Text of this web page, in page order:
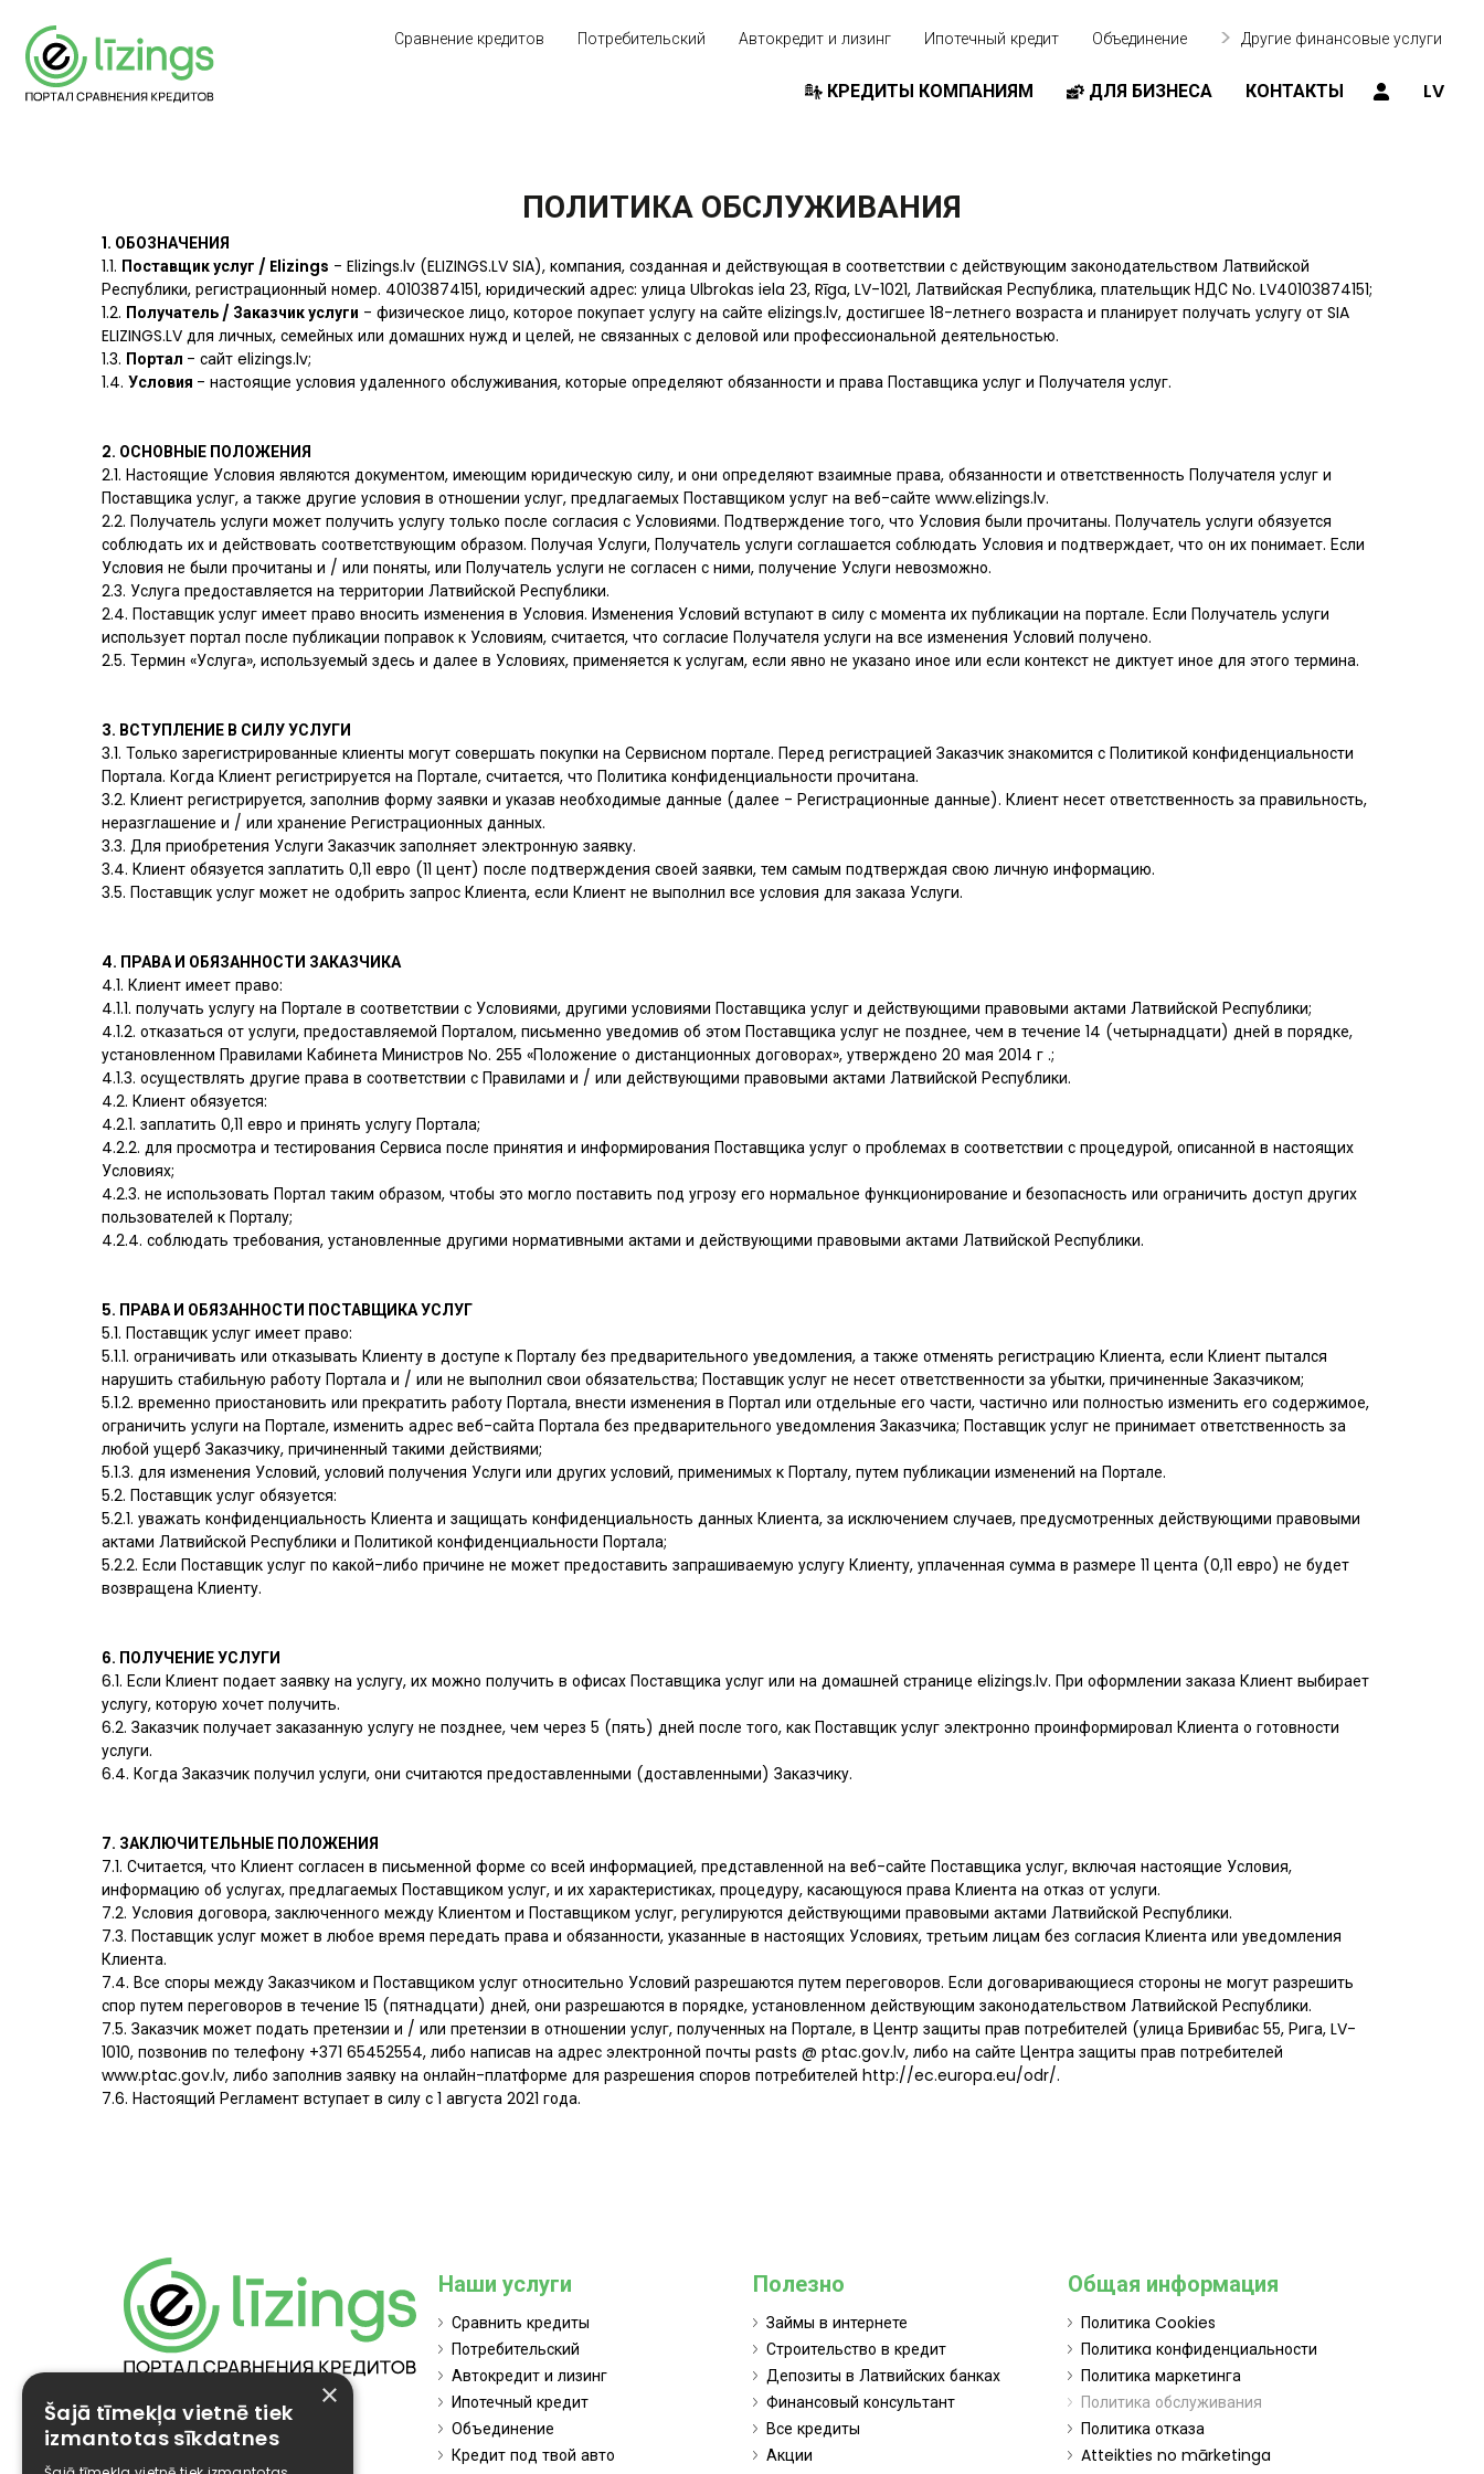
Сравнение кредитов Потребительский Автокредит и лизинг Ипотечный кредит Объединение Другие финансовые услуги
LV
КРЕДИТЫ КОМПАНИЯМ ДЛЯ БИЗНЕСА КОНТАКТЫ
ПОЛИТИКА ОБСЛУЖИВАНИЯ
1. ОБОЗНАЧЕНИЯ
1.1. Поставщик услуг / Elizings - Elizings.lv (ELIZINGS.LV SIA), компания, созданная и действующая в соответствии с действующим законодательством Латвийской
Республики, регистрационный номер. 40103874151, юридический адрес: улица Ulbrokas iela 23, Rīga, LV-1021, Латвийская Республика, плательщик НДС No. LV40103874151;
1.2. Получатель / Заказчик услуги - физическое лицо, которое покупает услугу на сайте elizings.lv, достигшее 18-летнего возраста и планирует получать услугу от SIA
ELIZINGS.LV для личных, семейных или домашних нужд и целей, не связанных с деловой или профессиональной деятельностью.
1.3. Портал - сайт elizings.lv;
1.4. Условия - настоящие условия удаленного обслуживания, которые определяют обязанности и права Поставщика услуг и Получателя услуг.
2. ОСНОВНЫЕ ПОЛОЖЕНИЯ
2.1. Настоящие Условия являются документом, имеющим юридическую силу, и они определяют взаимные права, обязанности и ответственность Получателя услуг и
Поставщика услуг, а также другие условия в отношении услуг, предлагаемых Поставщиком услуг на веб-сайте www.elizings.lv.
2.2. Получатель услуги может получить услугу только после согласия с Условиями. Подтверждение того, что Условия были прочитаны. Получатель услуги обязуется
соблюдать их и действовать соответствующим образом. Получая Услуги, Получатель услуги соглашается соблюдать Условия и подтверждает, что он их понимает. Если
Условия не были прочитаны и / или поняты, или Получатель услуги не согласен с ними, получение Услуги невозможно.
2.3. Услуга предоставляется на территории Латвийской Республики.
2.4. Поставщик услуг имеет право вносить изменения в Условия. Изменения Условий вступают в силу с момента их публикации на портале. Если Получатель услуги
использует портал после публикации поправок к Условиям, считается, что согласие Получателя услуги на все изменения Условий получено.
2.5. Термин «Услуга», используемый здесь и далее в Условиях, применяется к услугам, если явно не указано иное или если контекст не диктует иное для этого термина.
3. ВСТУПЛЕНИЕ В СИЛУ УСЛУГИ
3.1. Только зарегистрированные клиенты могут совершать покупки на Сервисном портале. Перед регистрацией Заказчик знакомится с Политикой конфиденциальности
Портала. Когда Клиент регистрируется на Портале, считается, что Политика конфиденциальности прочитана.
3.2. Клиент регистрируется, заполнив форму заявки и указав необходимые данные (далее - Регистрационные данные). Клиент несет ответственность за правильность,
неразглашение и / или хранение Регистрационных данных.
3.3. Для приобретения Услуги Заказчик заполняет электронную заявку.
3.4. Клиент обязуется заплатить 0,11 евро (11 цент) после подтверждения своей заявки, тем самым подтверждая свою личную информацию.
3.5. Поставщик услуг может не одобрить запрос Клиента, если Клиент не выполнил все условия для заказа Услуги.
4. ПРАВА И ОБЯЗАННОСТИ ЗАКАЗЧИКА
4.1. Клиент имеет право:
4.1.1. получать услугу на Портале в соответствии с Условиями, другими условиями Поставщика услуг и действующими правовыми актами Латвийской Республики;
4.1.2. отказаться от услуги, предоставляемой Порталом, письменно уведомив об этом Поставщика услуг не позднее, чем в течение 14 (четырнадцати) дней в порядке,
установленном Правилами Кабинета Министров No. 255 «Положение о дистанционных договорах», утверждено 20 мая 2014 г .;
4.1.3. осуществлять другие права в соответствии с Правилами и / или действующими правовыми актами Латвийской Республики.
4.2. Клиент обязуется:
4.2.1. заплатить 0,11 евро и принять услугу Портала;
4.2.2. для просмотра и тестирования Сервиса после принятия и информирования Поставщика услуг о проблемах в соответствии с процедурой, описанной в настоящих
Условиях;
4.2.3. не использовать Портал таким образом, чтобы это могло поставить под угрозу его нормальное функционирование и безопасность или ограничить доступ других
пользователей к Порталу;
4.2.4. соблюдать требования, установленные другими нормативными актами и действующими правовыми актами Латвийской Республики.
5. ПРАВА И ОБЯЗАННОСТИ ПОСТАВЩИКА УСЛУГ
5.1. Поставщик услуг имеет право:
5.1.1. ограничивать или отказывать Клиенту в доступе к Порталу без предварительного уведомления, а также отменять регистрацию Клиента, если Клиент пытался
нарушить стабильную работу Портала и / или не выполнил свои обязательства; Поставщик услуг не несет ответственности за убытки, причиненные Заказчиком;
5.1.2. временно приостановить или прекратить работу Портала, внести изменения в Портал или отдельные его части, частично или полностью изменить его содержимое,
ограничить услуги на Портале, изменить адрес веб-сайта Портала без предварительного уведомления Заказчика; Поставщик услуг не принимает ответственность за
любой ущерб Заказчику, причиненный такими действиями;
5.1.3. для изменения Условий, условий получения Услуги или других условий, применимых к Порталу, путем публикации изменений на Портале.
5.2. Поставщик услуг обязуется:
5.2.1. уважать конфиденциальность Клиента и защищать конфиденциальность данных Клиента, за исключением случаев, предусмотренных действующими правовыми
актами Латвийской Республики и Политикой конфиденциальности Портала;
5.2.2. Если Поставщик услуг по какой-либо причине не может предоставить запрашиваемую услугу Клиенту, уплаченная сумма в размере 11 цента (0,11 евро) не будет
возвращена Клиенту.
6. ПОЛУЧЕНИЕ УСЛУГИ
6.1. Если Клиент подает заявку на услугу, их можно получить в офисах Поставщика услуг или на домашней странице elizings.lv. При оформлении заказа Клиент выбирает
услугу, которую хочет получить.
6.2. Заказчик получает заказанную услугу не позднее, чем через 5 (пять) дней после того, как Поставщик услуг электронно проинформировал Клиента о готовности
услуги.
6.4. Когда Заказчик получил услуги, они считаются предоставленными (доставленными) Заказчику.
7. ЗАКЛЮЧИТЕЛЬНЫЕ ПОЛОЖЕНИЯ
7.1. Считается, что Клиент согласен в письменной форме со всей информацией, представленной на веб-сайте Поставщика услуг, включая настоящие Условия,
информацию об услугах, предлагаемых Поставщиком услуг, и их характеристиках, процедуру, касающуюся права Клиента на отказ от услуги.
7.2. Условия договора, заключенного между Клиентом и Поставщиком услуг, регулируются действующими правовыми актами Латвийской Республики.
7.3. Поставщик услуг может в любое время передать права и обязанности, указанные в настоящих Условиях, третьим лицам без согласия Клиента или уведомления
Клиента.
7.4. Все споры между Заказчиком и Поставщиком услуг относительно Условий разрешаются путем переговоров. Если договаривающиеся стороны не могут разрешить
спор путем переговоров в течение 15 (пятнадцати) дней, они разрешаются в порядке, установленном действующим законодательством Латвийской Республики.
7.5. Заказчик может подать претензии и / или претензии в отношении услуг, полученных на Портале, в Центр защиты прав потребителей (улица Бривибас 55, Рига, LV-
1010, позвонив по телефону +371 65452554, либо написав на адрес электронной почты pasts @ ptac.gov.lv, либо на сайте Центра защиты прав потребителей
www.ptac.gov.lv, либо заполнив заявку на онлайн-платформе для разрешения споров потребителей http://ec.europa.eu/odr/.
7.6. Настоящий Регламент вступает в силу с 1 августа 2021 года.
LV40103874151
Ulbrokas iela 23, Rīga, LV-1021
Наши услуги
Сравнить кредиты
Потребительский
Автокредит и лизинг
Ипотечный кредит
Объединение
Кредит под твой авто
Полезно
Займы в интернете
Строительство в кредит
Депозиты в Латвийских банках
Финансовый консультант
Все кредиты
Акции
Общая информация
Политика Cookies
Политикa конфиденциальности
Политика маркетинга
Политика обслуживания
Политика отказа
Atteikties no mārketinga
×
Šajā tīmekļa vietnē tiek
izmantotas sīkdatnes